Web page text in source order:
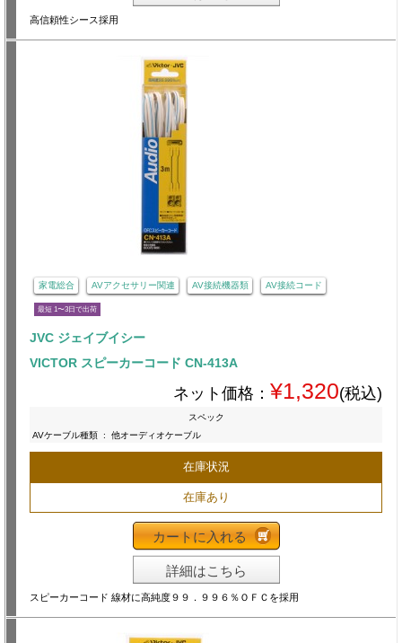
高信頼性シース採用
家電総合 AVアクセサリー関連 AV接続機器類 AV接続コード
最短 1〜3日で出荷
JVC ジェイブイシー
VICTOR スピーカーコード CN-413A
ネット価格： ¥1,320(税込)
スペック
AVケーブル種類 : 他オーディオケーブル
在庫状況
在庫あり
カートに入れる
詳細はこちら
スピーカーコード 線材に高純度９９．９９６％ＯＦＣを採用